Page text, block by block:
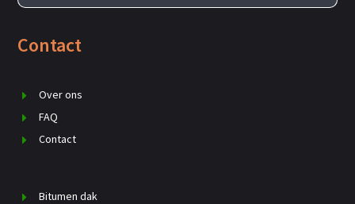
Contact
Over ons
FAQ
Contact
Bitumen dak